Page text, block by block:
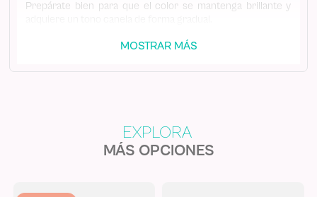
Prepárate bien para que el color se mantenga brillante y
bronceado, dándote esa luz dorada que tanto deseas,
vitamina E y aceite de coco para mejorar el aspecto de tu
MOSTRAR MÁS
MÁS OPCIONES